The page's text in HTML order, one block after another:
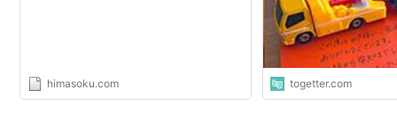
特徴
himasoku.com togetter.com